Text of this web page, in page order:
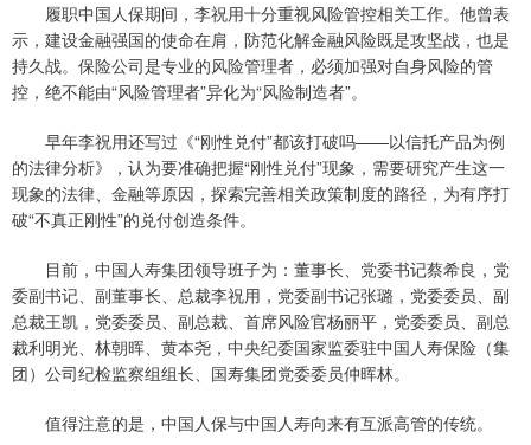
履职中国人保期间，李祝用十分重视风险管控相关工作。他曾表
示，建设金融强国的使命在肩，防范化解金融风险既是攻坚战，也是
持久战。保险公司是专业的风险管理者，必须加强对自身风险的管
控，绝不能由“风险管理者”异化为“风险制造者”。
早年李祝用还写过《“刚性兑付”都该打破吗——以信托产品为例
的法律分析》，认为要准确把握“刚性兑付”现象，需要研究产生这一
现象的法律、金融等原因，探索完善相关政策制度的路径，为有序打
破“不真正刚性”的兑付创造条件。
目前，中国人寿集团领导班子为：董事长、党委书记蔡希良，党
委副书记、副董事长、总裁李祝用，党委副书记张璐，党委委员、副
总裁王凯，党委委员、副总裁、首席风险官杨丽平，党委委员、副总
裁利明光、林朝晖、黄本尧，中央纪委国家监委驻中国人寿保险（集
团）公司纪检监察组组长、国寿集团党委委员仲晖林。
值得注意的是，中国人保与中国人寿向来有互派高管的传统。